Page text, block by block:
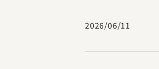
2026/06/11